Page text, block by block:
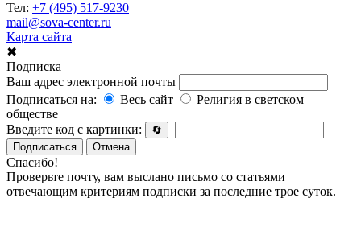
Тел: +7 (495) 517-9230
mail@sova-center.ru
Карта сайта
✖
Подписка
Ваш адрес электронной почты
Подписаться на:
Весь сайт
Религия в светском
обществе
Введите код с картинки:
🔄
Подписаться
Отмена
Спасибо!
Проверьте почту, вам выслано письмо со статьями
отвечающим критериям подписки за последние трое суток.